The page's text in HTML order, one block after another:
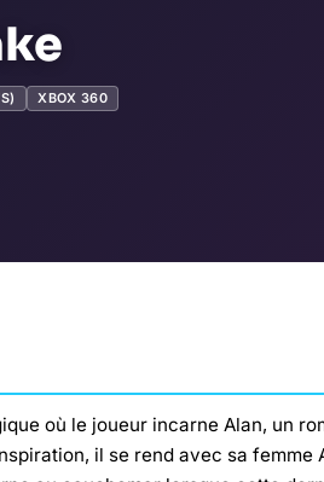
XBOX 360
où le joueur incarne Alan, un
il se rend avec sa femme